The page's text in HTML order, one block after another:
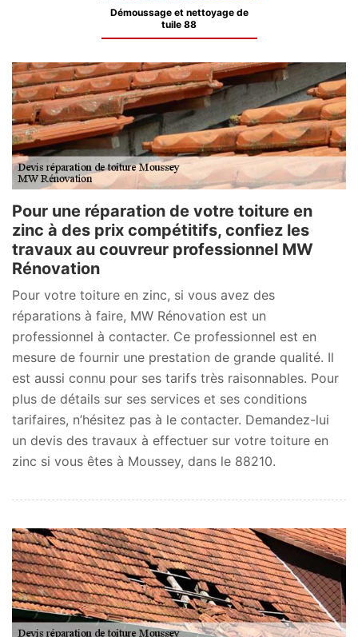
Démoussage et nettoyage de
tuile 88
Pour une réparation de votre toiture en
zinc à des prix compétitifs, confiez les
travaux au couvreur professionnel MW
Rénovation
Pour votre toiture en zinc, si vous avez des
réparations à faire, MW Rénovation est un
professionnel à contacter. Ce professionnel est en
mesure de fournir une prestation de grande qualité. Il
est aussi connu pour ses tarifs très raisonnables. Pour
plus de détails sur ses services et ses conditions
tarifaires, n’hésitez pas à le contacter. Demandez-lui
un devis des travaux à effectuer sur votre toiture en
zinc si vous êtes à Moussey, dans le 88210.